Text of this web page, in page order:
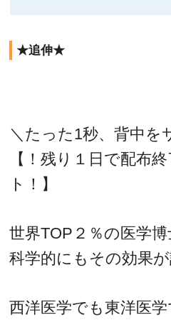
★追伸★
＼たった1秒、背中を
【！残り１日で配布
ト！】
世界TOP２％の医学
科学的にもその効果が
西洋医学でも東洋医